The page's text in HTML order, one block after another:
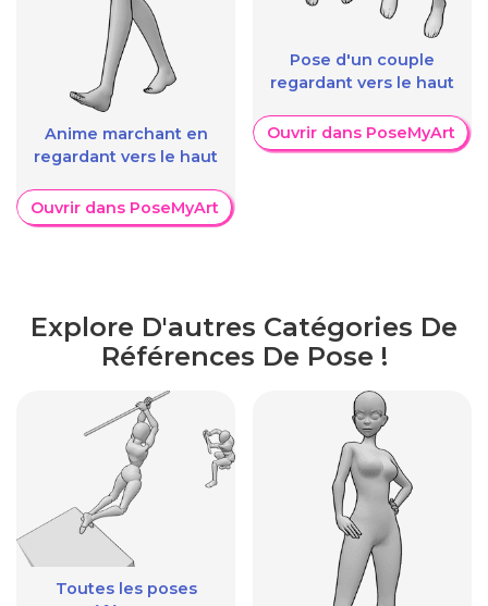
Anime marchant en
regardant vers le haut
Ouvrir dans PoseMyArt
Pose d'un couple
regardant vers le haut
Ouvrir dans PoseMyArt
Explore D'autres Catégories De
Références De Pose !
Toutes les poses